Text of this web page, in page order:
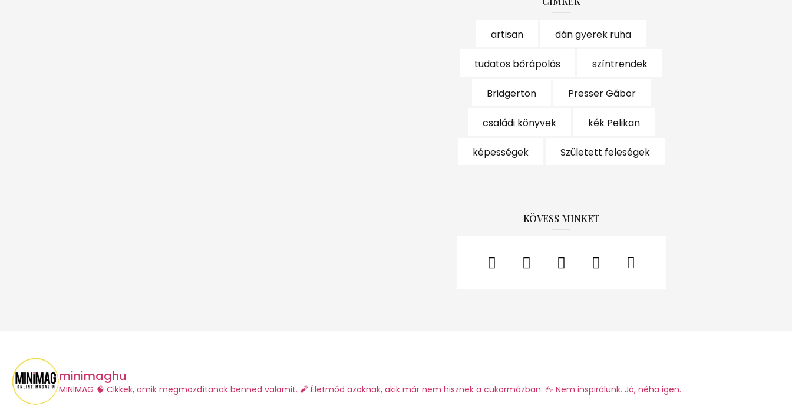
artisan dán gyerek ruha
tudatos bőrápolás színtrendek
Bridgerton Presser Gábor
családi könyvek kék Pelikan
képességek Született feleségek
KÖVESS MINKET
minimaghu
​MINIMAG 🧠 Cikkek, amik megmozdítanak benned valamit. 🧨 Életmód azoknak, akik már nem hisznek a cukormázban. 🖕 Nem inspirálunk. Jó, néha igen.